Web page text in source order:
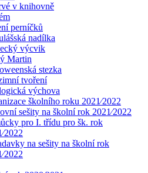
v knihovně
perníčků
nadílka
výcvik
Martin
stezka
tvoření
výchova
školního roku 2021⁄2022
sešity na školní rok 2021⁄2022
pro I. třídu pro šk. rok
na sešity na školní rok